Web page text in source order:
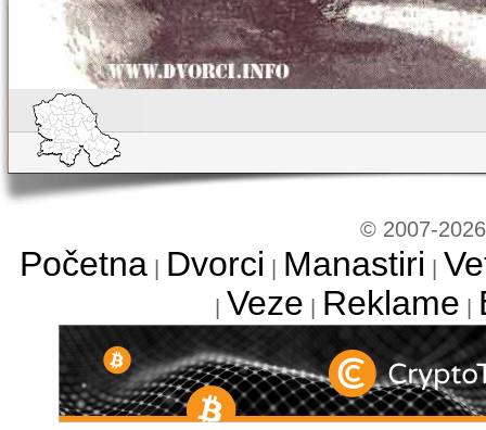
© 2007-
Početna| Dvorci Manastiri
Veze Reklame